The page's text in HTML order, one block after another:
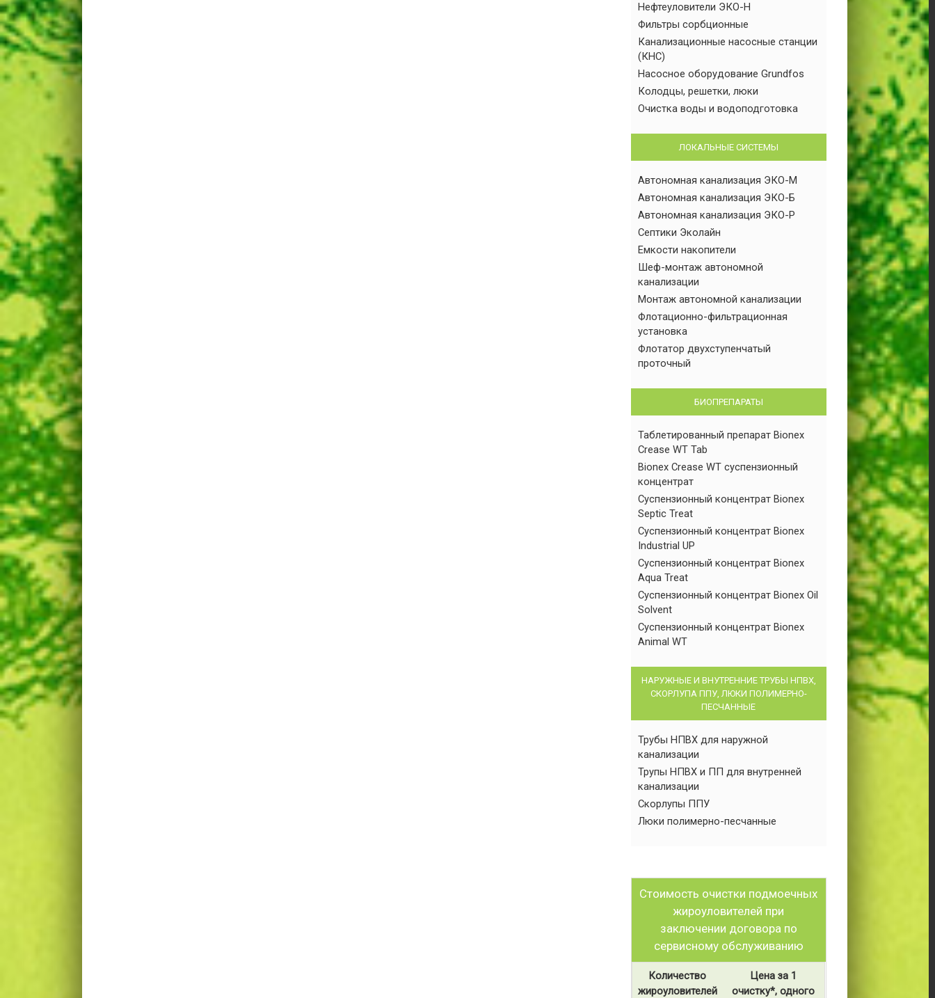
Нефтеуловители ЭКО-Н
Фильтры сорбционные
Канализационные насосные станции
(КНС)
Насосное оборудование Grundfos
Колодцы, решетки, люки
Очистка воды и водоподготовка
ЛОКАЛЬНЫЕ СИСТЕМЫ
Автономная канализация ЭКО-М
Автономная канализация ЭКО-Б
Автономная канализация ЭКО-Р
Септики Эколайн
Емкости накопители
Шеф-монтаж автономной
канализации
Монтаж автономной канализации
Флотационно-фильтрационная
установка
Флотатор двухступенчатый
проточный
БИОПРЕПАРАТЫ
Таблетированный препарат Bionex
Crease WT Tab
Bionex Crease WT суспензионный
концентрат
Суспензионный концентрат Bionex
Septic Treat
Суспензионный концентрат Bionex
Industrial UP
Суспензионный концентрат Bionex
Aqua Treat
Суспензионный концентрат Bionex Oil
Solvent
Суспензионный концентрат Bionex
Animal WT
НАРУЖНЫЕ И ВНУТРЕННИЕ ТРУБЫ НПВХ,
СКОРЛУПА ППУ, ЛЮКИ ПОЛИМЕРНО-
ПЕСЧАННЫЕ
Трубы НПВХ для наружной
канализации
Трупы НПВХ и ПП для внутренней
канализации
Скорлупы ППУ
Люки полимерно-песчанные
Стоимость очистки подмоечных
жироуловителей при
заключении договора по
сервисному обслуживанию
Количество
жироуловителей
Цена за 1
очистку*, одного